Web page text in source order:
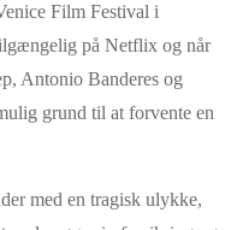
Film Festival i
på Netflix og når
Antonio Banderes og
grund til at forvente en
med en tragisk ulykke,